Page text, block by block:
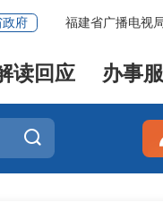
政府 福建省广播电视
读回应 办事